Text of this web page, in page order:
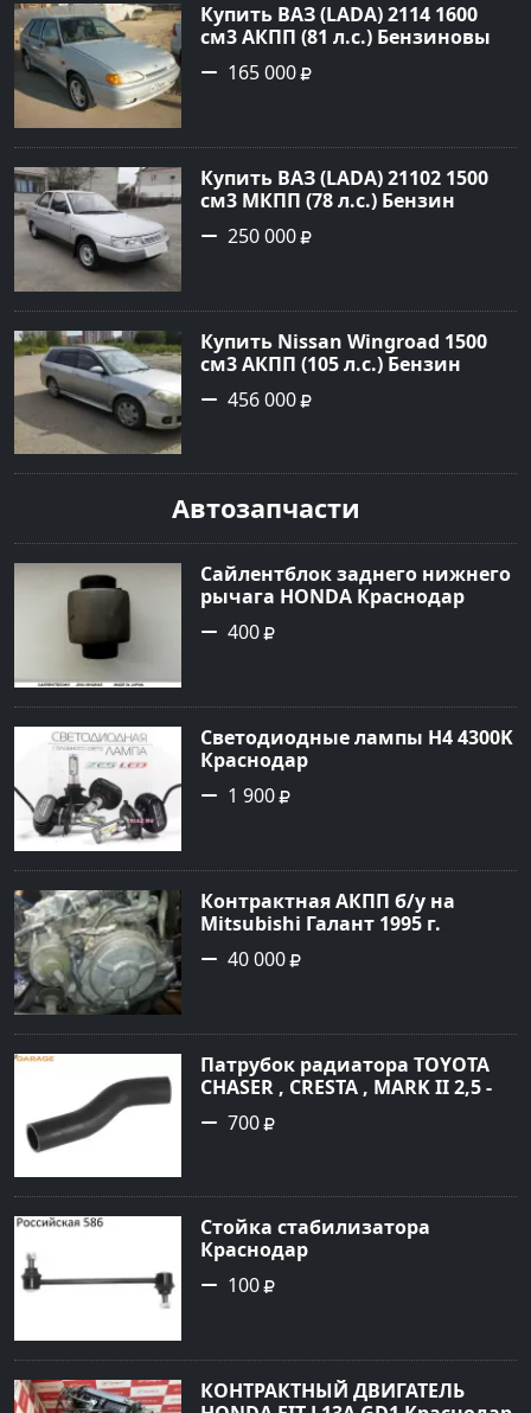
Купить ВАЗ (LADA) 2114 1600
см3 АКПП (81 л.с.) Бензиновый
в Новороссийск: цвет серый
Хетчбэк 2008 года по цене
165 000
Купить ВАЗ (LADA) 21102 1500
см3 МКПП (78 л.с.) Бензин
карбюратор в Небуг: цвет
Серебро Седан 2001 года по
Авторынок23
250 000
Купить Nissan Wingroad 1500
см3 АКПП (105 л.с.) Бензин
инжектор в Армавир: цвет
Серебристый Универсал 2002
Авторынок23
456 000
Автозапчасти
Сайлентблок заднего нижнего
рычага HONDA Краснодар
400
Светодиодные лампы H4 4300K
Краснодар
1 900
Контрактная АКПП б/у на
Mitsubishi Галант 1995 г.
Геленджик
40 000
Патрубок радиатора TOYOTA
CHASER , CRESTA , MARK II 2,5 -
3,0 1996 Краснодар
700
Стойка стабилизатора
Краснодар
100
КОНТРАКТНЫЙ ДВИГАТЕЛЬ